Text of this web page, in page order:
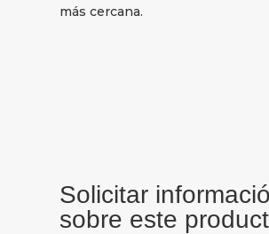
más cercana.
Solicitar
sobre este